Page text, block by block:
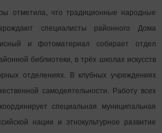
отметила, что традиционные народные
специалисты районного Дома
и фотоматериал собирает отдел
библиотеки, в трёх школах искусств
отделениях. В клубных учреждениях
самодеятельности. Работу всех
специальная муниципальная
нации и этнокультурное развитие